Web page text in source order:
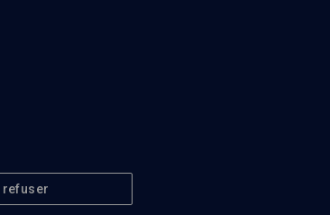
refuser